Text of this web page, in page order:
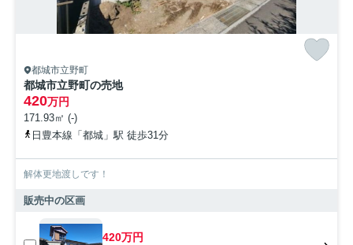
都城市立野町
都城市立野町の売地
420万円
171.93㎡ (-)
日豊本線「都城」駅 徒歩31分
解体更地渡しです！
販売中の区画
420万円